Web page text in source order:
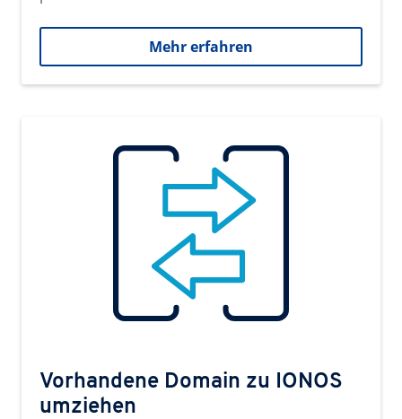
Mehr erfahren
Vorhandene Domain zu IONOS
umziehen